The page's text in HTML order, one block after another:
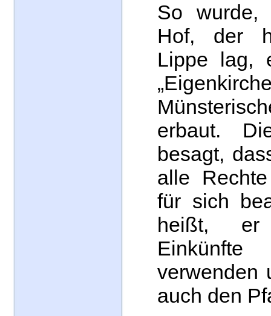
So wurde,
Hof, der
Lippe lag,
erbaut.
besagt,
alle
für sich
heißt,
verwenden
auch den